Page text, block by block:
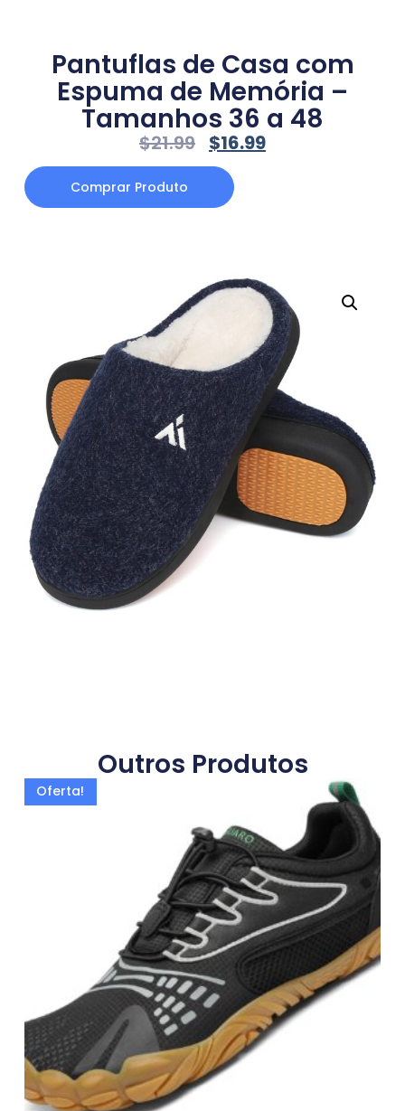
Pantuflas de Casa com
Espuma de Memória –
Tamanhos 36 a 48
$21.99 $16.99
Comprar Produto
Outros Produtos
Oferta!